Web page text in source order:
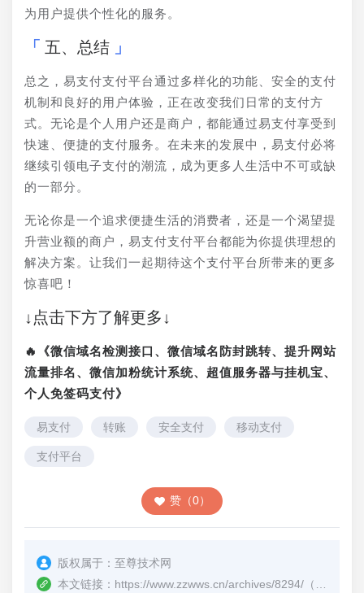
为用户提供个性化的服务。
五、总结
总之，易支付支付平台通过多样化的功能、安全的支付
机制和良好的用户体验，正在改变我们日常的支付方
式。无论是个人用户还是商户，都能通过易支付享受到
快速、便捷的支付服务。在未来的发展中，易支付必将
继续引领电子支付的潮流，成为更多人生活中不可或缺
的一部分。
无论你是一个追求便捷生活的消费者，还是一个渴望提
升营业额的商户，易支付支付平台都能为你提供理想的
解决方案。让我们一起期待这个支付平台所带来的更多
惊喜吧！
↓点击下方了解更多↓
🔥《微信域名检测接口、微信域名防封跳转、提升网站
流量排名、微信加粉统计系统、超值服务器与挂机宝、
个人免签码支付》
易支付 转账 安全支付 移动支付
支付平台
赞（0）
版权属于： 至尊技术网
本文链接： https://www.zzwws.cn/archives/8294/ （转载时请注明本文出处及文章链接）